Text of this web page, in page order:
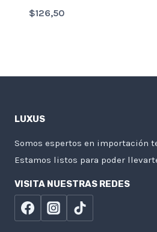
$126,50
LUXUS
Somos espertos en importación
Estamos listos para poder
VISITA NUESTRAS REDES